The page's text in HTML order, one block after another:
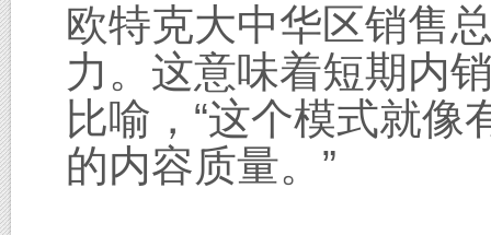
欧特克大中华区销售
力。这意味着短期内
比喻，“这个模式就
的内容质量。”